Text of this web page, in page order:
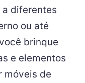
diferentes
ou até
brinque
e elementos
móveis de